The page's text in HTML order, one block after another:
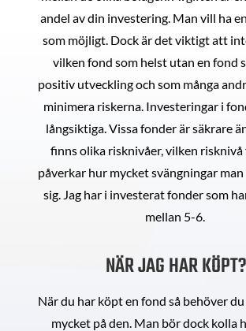
andel av din investering. Man vill ha
som möjligt. Dock är det viktigt att
vilken fond som helst utan en fond
positiv utveckling och som många
minimera riskerna. Investeringar i
långsiktiga. Vissa fonder är säkrare
finns olika risknivåer, vilken
påverkar hur mycket svängningar
sig. Jag har i investerat fonder som
mellan 5-6.
NÄR JAG HAR KÖPT?
När du har köpt en fond så behöver
mycket på den. Man bör dock kolla